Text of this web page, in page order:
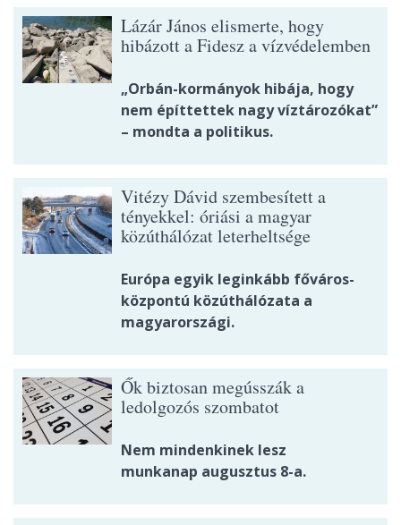
Lázár János elismerte, hogy
hibázott a Fidesz a vízvédelemben
„Orbán-kormányok hibája, hogy
nem építtettek nagy víztározókat”
– mondta a politikus.
Vitézy Dávid szembesített a
tényekkel: óriási a magyar
közúthálózat leterheltsége
Európa egyik leginkább főváros-
központú közúthálózata a
magyarországi.
Ők biztosan megússzák a
ledolgozós szombatot
Nem mindenkinek lesz
munkanap augusztus 8-a.